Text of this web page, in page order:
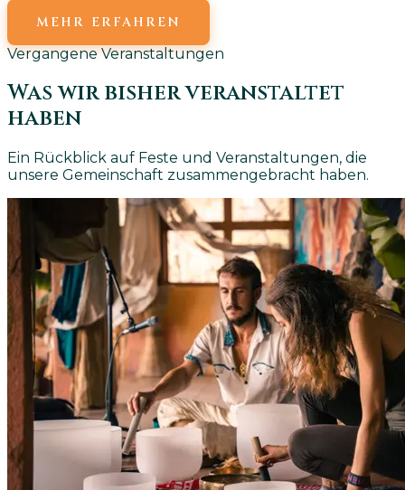
MEHR ERFAHREN
Vergangene Veranstaltungen
Was wir bisher veranstaltet
haben
Ein Rückblick auf Feste und Veranstaltungen, die
unsere Gemeinschaft zusammengebracht haben.